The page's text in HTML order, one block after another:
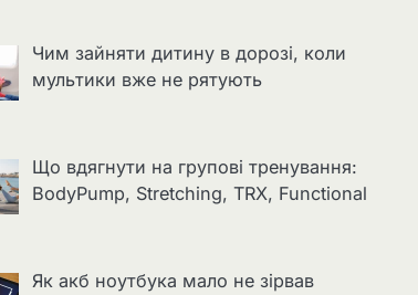
Чим зайняти дитину в дорозі, коли
мультики вже не рятують
Що вдягнути на групові тренування:
BodyPump, Stretching, TRX, Functional
Як акб ноутбука мало не зірвав